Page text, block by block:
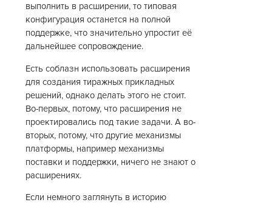
выполнить в расширении, то типовая
конфигурация останется на полной
поддержке, что значительно упростит её
дальнейшее сопровождение.
Есть соблазн использовать расширения
для создания тиражных прикладных
решений, однако делать этого не стоит.
Во-первых, потому, что расширения не
проектировались под такие задачи. А во-
вторых, потому, что другие механизмы
платформы, например механизмы
поставки и поддержки, ничего не знают о
расширениях.
Если немного заглянуть в историю